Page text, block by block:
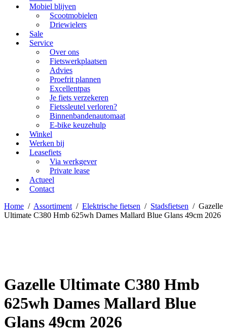
Mobiel blijven
Scootmobielen
Driewielers
Sale
Service
Over ons
Fietswerkplaatsen
Advies
Proefrit plannen
Excellentpas
Je fiets verzekeren
Fietssleutel verloren?
Binnenbandenautomaat
E-bike keuzehulp
Winkel
Werken bij
Leasefiets
Via werkgever
Private lease
Actueel
Contact
Home / Assortiment / Elektrische fietsen / Stadsfietsen / Gazelle
Ultimate C380 Hmb 625wh Dames Mallard Blue Glans 49cm 2026
Gazelle Ultimate C380 Hmb
625wh Dames Mallard Blue
Glans 49cm 2026